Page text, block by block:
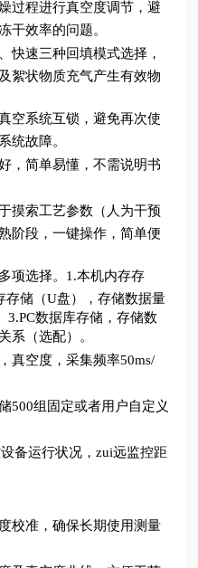
过程进行真空度调节，避
干效率的问题。
快速三种回填模式选择，
絮状物质充气产生有效物
空系统互锁，避免再次使
统故障。
，简单易懂，不需说明书
摸索工艺参数（人为干预
阶段，一键操作，简单便
项选择。1.本机内存存
存储（U盘），存储数据量
3.PC数据库存储，存储数
系（选配）。
真空度，采集频率50ms/
500组固定或者用户自定义
备运行状况，zui远监控距
校准，确保长期使用测量